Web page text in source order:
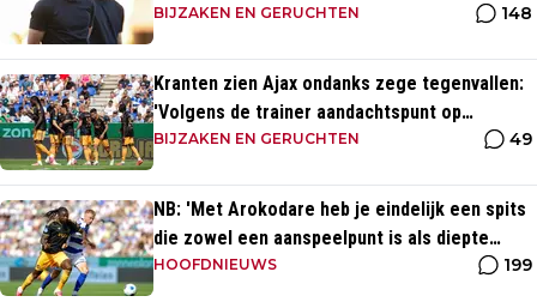
BIJZAKEN EN GERUCHTEN 148
Kranten zien Ajax ondanks zege tegenvallen:
'Volgens de trainer aandachtspunt op
transfermarkt'
BIJZAKEN EN GERUCHTEN 49
NB: 'Met Arokodare heb je eindelijk een spits
die zowel een aanspeelpunt is als diepte
heeft'
HOOFDNIEUWS 199